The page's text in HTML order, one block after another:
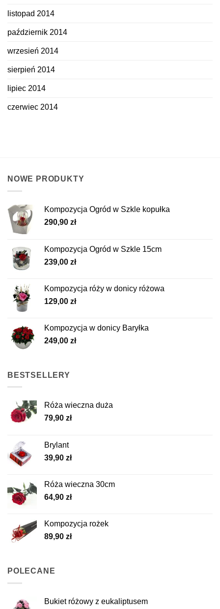
listopad 2014
październik 2014
wrzesień 2014
sierpień 2014
lipiec 2014
czerwiec 2014
NOWE PRODUKTY
Kompozycja Ogród w Szkle kopułka
290,90 zł
Kompozycja Ogród w Szkle 15cm
239,00 zł
Kompozycja róży w donicy różowa
129,00 zł
Kompozycja w donicy Baryłka
249,00 zł
BESTSELLERY
Róża wieczna duża
79,90 zł
Brylant
39,90 zł
Róża wieczna 30cm
64,90 zł
Kompozycja rożek
89,90 zł
POLECANE
Bukiet różowy z eukaliptusem